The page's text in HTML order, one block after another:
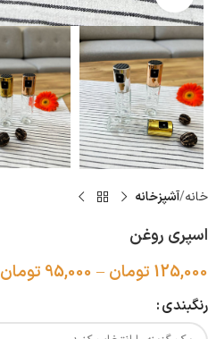
خانه آشپزخانه
اسپری روغن
125,000 تومان –
95,000 تومان
رنگبندی